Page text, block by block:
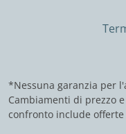
*Nessuna garanzia per
Cambiamenti di prezzo
confronto include